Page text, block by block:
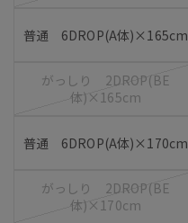
普通 6DROP(A体)×165cm
がっしり 2DROP(BE
体)×165cm
普通 6DROP(A体)×170cm
がっしり 2DROP(BE
体)×170cm